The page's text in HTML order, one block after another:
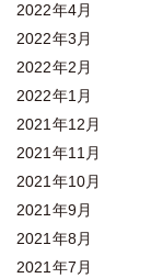
2022年4月
2022年3月
2022年2月
2022年1月
2021年12月
2021年11月
2021年10月
2021年9月
2021年8月
2021年7月